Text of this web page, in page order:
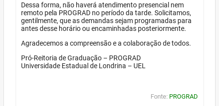
Dessa forma, não haverá atendimento presencial nem
remoto pela PROGRAD no período da tarde. Solicitamos,
gentilmente, que as demandas sejam programadas para
antes desse horário ou encaminhadas posteriormente.
Agradecemos a compreensão e a colaboração de todos.
Pró-Reitoria de Graduação – PROGRAD
Universidade Estadual de Londrina – UEL
Fonte: PROGRAD